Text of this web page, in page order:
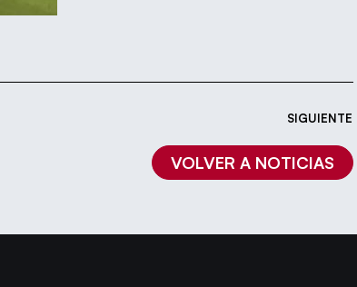
SIGUIENTE
VOLVER A NOTICIAS